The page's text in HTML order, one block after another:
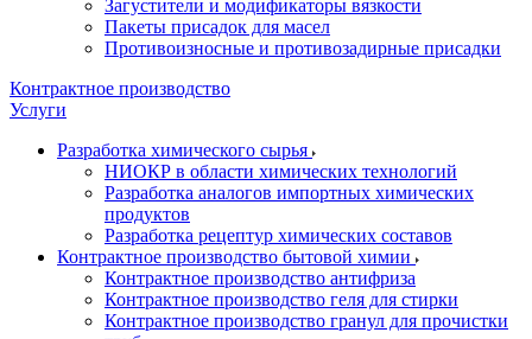
Загустители и модификаторы вязкости
Пакеты присадок для масел
Противоизносные и противозадирные присадки
Контрактное производство
Услуги
Разработка химического сырья
НИОКР в области химических технологий
Разработка аналогов импортных химических
продуктов
Разработка рецептур химических составов
Контрактное производство бытовой химии
Контрактное производство антифриза
Контрактное производство геля для стирки
Контрактное производство гранул для прочистки